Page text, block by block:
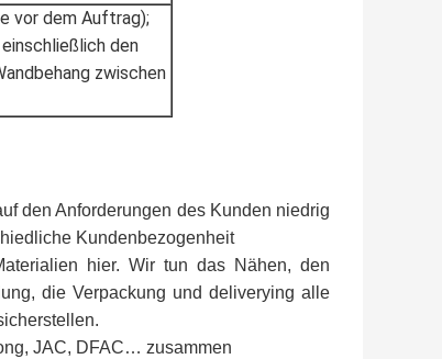
vor dem Auftrag);
den
zwischen
den Anforderungen des Kunden niedrig
Kundenbezogenheit
hier. Wir tun das Nähen, den
die Verpackung und deliverying alle
JAC, DFAC… zusammen